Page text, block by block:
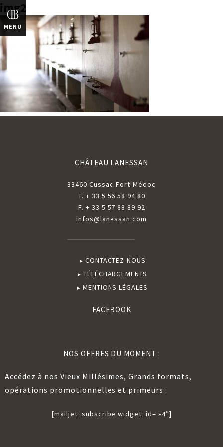
MENU
img2
CHÂTEAU LANESSAN
33460 Cussac-Fort-Médoc
T. + 33 5 56 58 94 80
F. + 33 5 57 88 89 92
infos@lanessan.com
CONTACTEZ-NOUS
TÉLÉCHARGEMENTS
MENTIONS LÉGALES
FACEBOOK
NOS OFFRES DU MOMENT :
Accédez à nos Vieux Millésimes, Grands formats,
opérations promotionnelles et primeurs :
[mailjet_subscribe widget_id= »4″]